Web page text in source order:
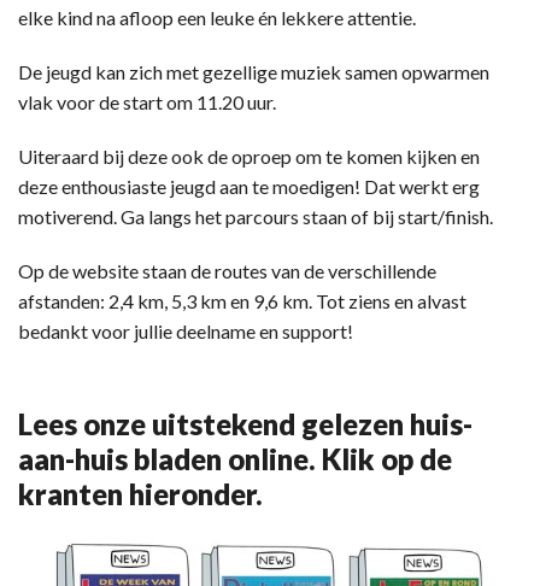
elke kind na afloop een leuke én lekkere attentie.
De jeugd kan zich met gezellige muziek samen opwarmen
vlak voor de start om 11.20 uur.
Uiteraard bij deze ook de oproep om te komen kijken en
deze enthousiaste jeugd aan te moedigen! Dat werkt erg
motiverend. Ga langs het parcours staan of bij start/finish.
Op de website staan de routes van de verschillende
afstanden: 2,4 km, 5,3 km en 9,6 km. Tot ziens en alvast
bedankt voor jullie deelname en support!
Lees onze uitstekend gelezen huis-
aan-huis bladen online. Klik op de
kranten hieronder.